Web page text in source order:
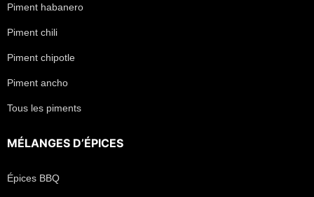
Piment habanero
Piment chili
Piment chipotle
Piment ancho
Tous les piments
MÉLANGES D’ÉPICES
Épices BBQ